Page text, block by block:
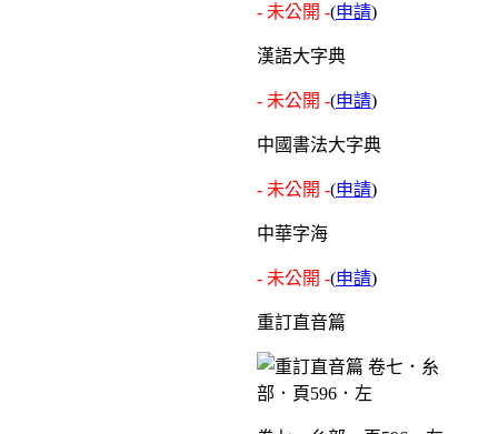
- 未公開 -(申請)
漢語大字典
- 未公開 -(申請)
中國書法大字典
- 未公開 -(申請)
中華字海
- 未公開 -(申請)
重訂直音篇